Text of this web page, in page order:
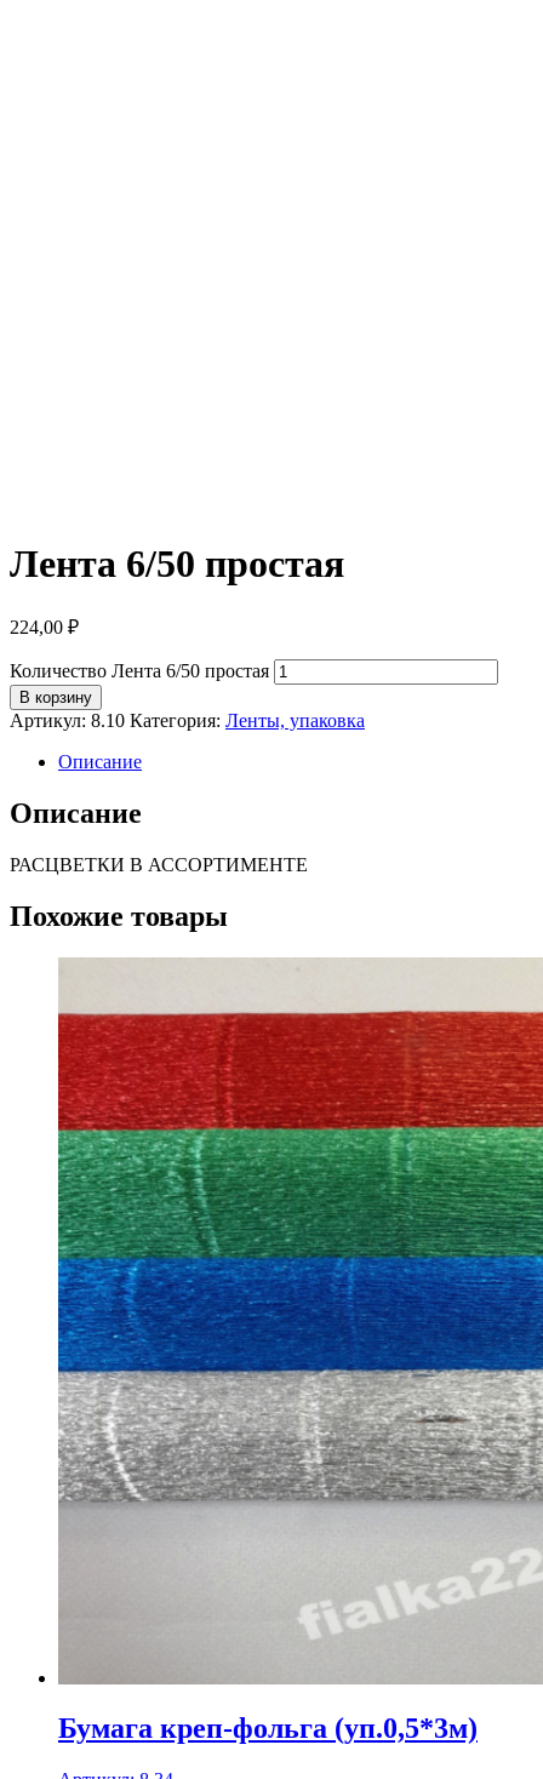
Лента 6/50 простая
224,00 ₽
Количество Лента 6/50 простая
В корзину
Артикул: 8.10 Категория: Ленты, упаковка
Описание
Описание
РАСЦВЕТКИ В АССОРТИМЕНТЕ
Похожие товары
Бумага креп-фольга (уп.0,5*3м)